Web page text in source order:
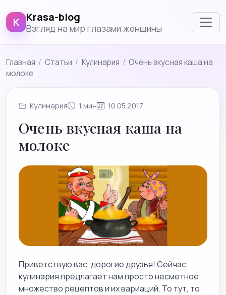
K Krasa-blog
Взгляд на мир глазами женщины
Главная / Cтатьи / Кулинария / Очень вкусная каша на
молоке
Кулинария 1 мин 10.05.2017
Очень вкусная каша на
молоке
Приветствую вас, дорогие друзья! Сейчас
кулинария предлагает нам просто несметное
множество рецептов и их вариаций. То тут, то